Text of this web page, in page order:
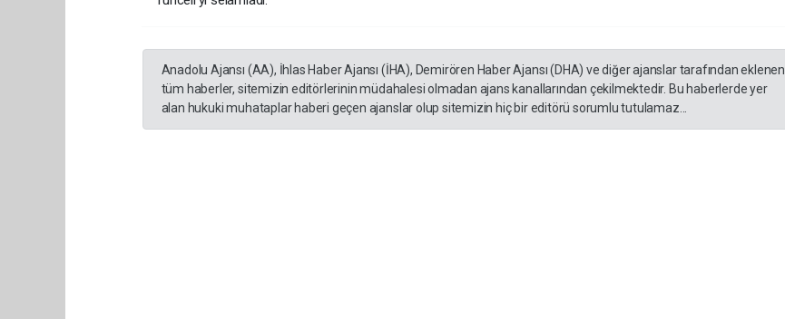
Anadolu Ajansı (AA), İhlas Haber Ajansı (İHA), Demirören Haber Ajansı (DHA) ve diğer ajanslar tarafından eklenen
tüm haberler, sitemizin editörlerinin müdahalesi olmadan ajans kanallarından çekilmektedir. Bu haberlerde yer
alan hukuki muhataplar haberi geçen ajanslar olup sitemizin hiç bir editörü sorumlu tutulamaz...